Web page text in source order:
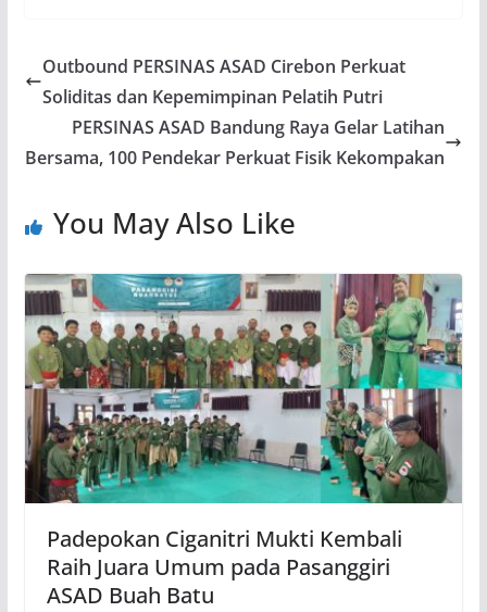
Outbound PERSINAS ASAD Cirebon Perkuat
Soliditas dan Kepemimpinan Pelatih Putri
PERSINAS ASAD Bandung Raya Gelar Latihan
Bersama, 100 Pendekar Perkuat Fisik Kekompakan
You May Also Like
Padepokan Ciganitri Mukti Kembali
Raih Juara Umum pada Pasanggiri
ASAD Buah Batu